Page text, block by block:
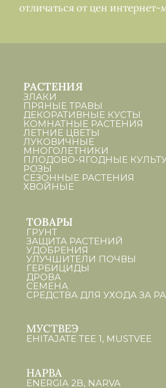
отличаться от цен интернет-
РАСТЕНИЯ
ЗЛАКИ
ПРЯНЫЕ ТРАВЫ
ДЕКОРАТИВНЫЕ КУСТЫ
КОМНАТНЫЕ РАСТЕНИЯ
ЛЕТНИЕ ЦВЕТЫ
ЛУКОВИЧНЫЕ
МНОГОЛЕТНИКИ
ПЛОДОВО-ЯГОДНЫЕ
РОЗЫ
СЕЗОННЫЕ РАСТЕНИЯ
ХВОЙНЫЕ
ТОВАРЫ
ГРУНТ
ЗАЩИТА РАСТЕНИЙ
УДОБРЕНИЯ
УЛУЧШИТЕЛИ ПОЧВЫ
ГЕРБИЦИДЫ
ДРОВА
СЕМЕНА
СРЕДСТВА ДЛЯ УХОДА ЗА
МУСТВЕЭ
EHITAJATE TEE 1, MUSTVEE
НАРВА
ENERGIA 2B, NARVA